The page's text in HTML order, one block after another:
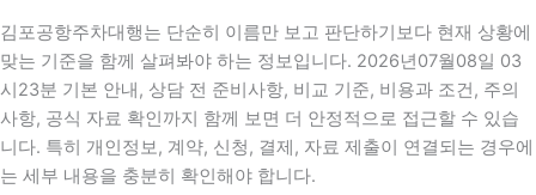
김포공항주차대행는 단순히 이름만 보고 판단하기보다 현재 상황에
맞는 기준을 함께 살펴봐야 하는 정보입니다. 2026년07월08일 03
시23분 기본 안내, 상담 전 준비사항, 비교 기준, 비용과 조건, 주의
사항, 공식 자료 확인까지 함께 보면 더 안정적으로 접근할 수 있습
니다. 특히 개인정보, 계약, 신청, 결제, 자료 제출이 연결되는 경우에
는 세부 내용을 충분히 확인해야 합니다.